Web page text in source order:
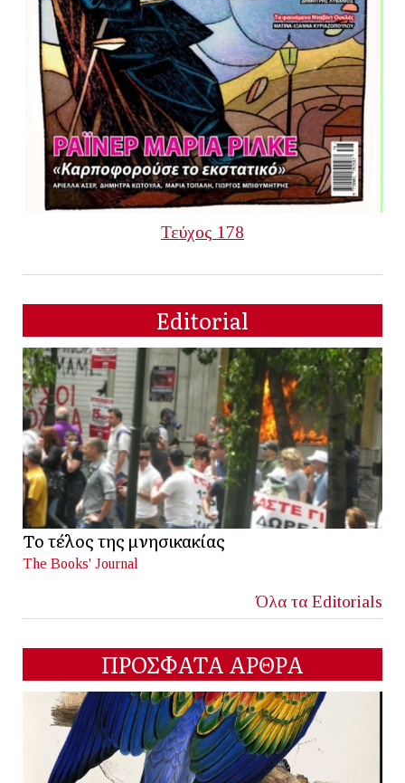
Τεύχος 178
Editorial
Το τέλος της μνησικακίας
The Books' Journal
Όλα τα Editorials
ΠΡΟΣΦΑΤΑ ΑΡΘΡΑ